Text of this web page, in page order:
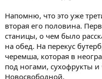
Напомню, что это уже
вторая его половина.
станицы, о чем было
на обед. На перекус
черемша, которая в
под ногами, сухофрукты
Новосвободной.